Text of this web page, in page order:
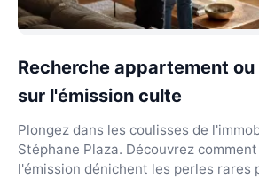
Recherche appartement
sur l'émission culte
Plongez dans les coulisses de
Stéphane Plaza. Découvrez
l'émission dénichent les perles rares